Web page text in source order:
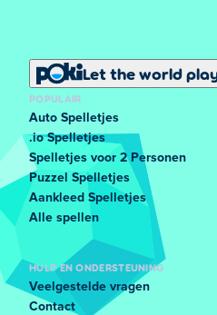
Let the world
POPULAIR
Auto Spelletjes
.io Spelletjes
Spelletjes voor 2 Personen
Puzzel Spelletjes
Aankleed Spelletjes
Alle spellen
HULP EN ONDERSTEUNING
Veelgestelde vragen
Contact